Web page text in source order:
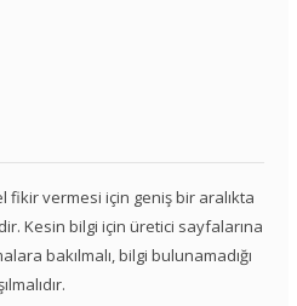
fikir vermesi için geniş bir aralıkta
Kesin bilgi için üretici sayfalarına
bakılmalı, bilgi bulunamadığı